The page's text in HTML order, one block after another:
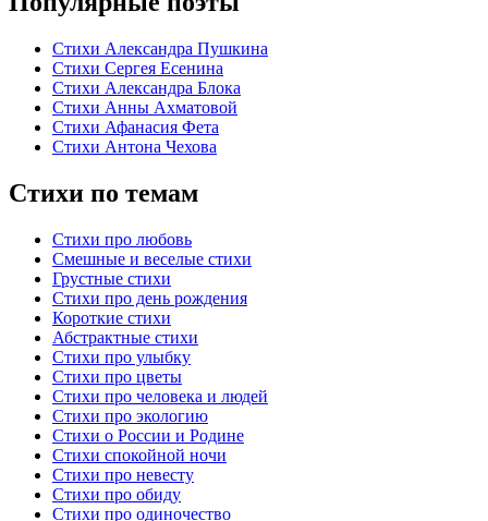
Стихи Александра Пушкина
Стихи Сергея Есенина
Стихи Александра Блока
Стихи Анны Ахматовой
Стихи Афанасия Фета
Стихи Антона Чехова
Стихи по темам
Стихи про любовь
Смешные и веселые стихи
Грустные стихи
Стихи про день рождения
Короткие стихи
Абстрактные стихи
Стихи про улыбку
Стихи про цветы
Стихи про человека и людей
Стихи про экологию
Стихи о России и Родине
Стихи спокойной ночи
Стихи про невесту
Стихи про обиду
Стихи про одиночество